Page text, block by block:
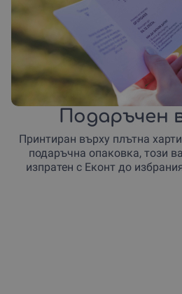
Подаръчен
Принтиран върху плътна
подаръчна опаковка, този
изпратен с Еконт до